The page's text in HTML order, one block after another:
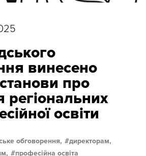
винесено
про
регіональних
освіти
обговорення,
директорам,
професійна освіта